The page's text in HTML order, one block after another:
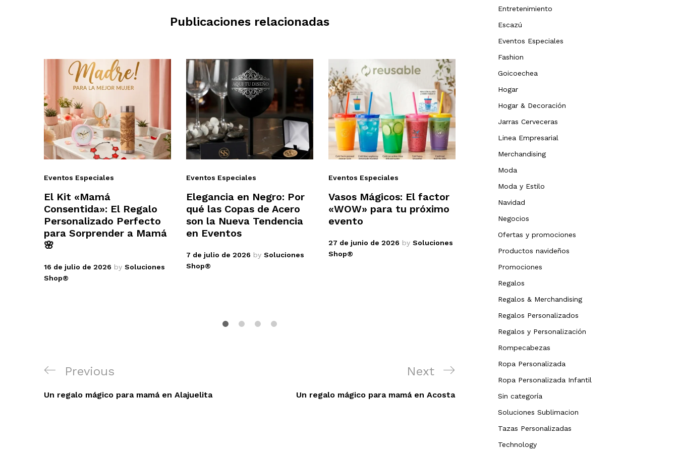
Publicaciones relacionadas
Eventos Especiales
El Kit «Mamá
Consentida»: El Regalo
Personalizado Perfecto
para Sorprender a Mamá
🌸
16 de julio de 2026 by Soluciones
Shop®
Eventos Especiales
Elegancia en Negro: Por
qué las Copas de Acero
son la Nueva Tendencia
en Eventos
7 de julio de 2026 by Soluciones
Shop®
Eventos Especiales
Vasos Mágicos: El factor
«WOW» para tu próximo
evento
27 de junio de 2026 by Soluciones
Shop®
Cuchara: La solución
completa para tu café
Navegación
entradas
Previous
Previous
Un regalo mágico para mamá en Alajuelita
Next
Post
Next
Un regalo mágico para mamá en Acosta
Entretenimiento
Escazú
Eventos Especiales
Fashion
Goicoechea
Hogar
Hogar & Decoración
Jarras Cerveceras
Linea Empresarial
Merchandising
Moda
Moda y Estilo
Navidad
Negocios
Ofertas y promociones
Productos navideños
Promociones
Regalos
Regalos & Merchandising
Regalos Personalizados
Regalos y Personalización
Rompecabezas
Ropa Personalizada
Ropa Personalizada Infantil
Sin categoría
Soluciones Sublimacion
Tazas Personalizadas
Technology